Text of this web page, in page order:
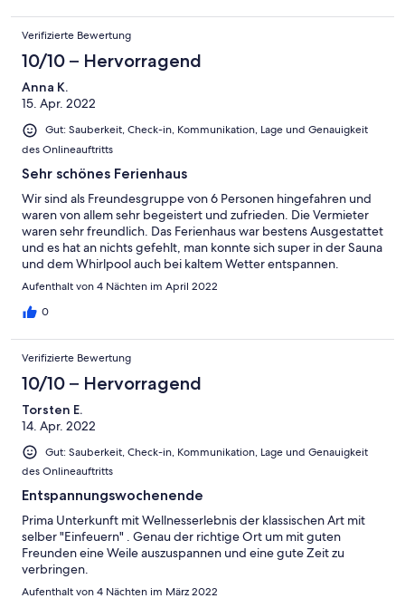
Ehepaar Wiendlocha als Vermieter des Ferienhauses haben wir
als sehr freundlich und zurückhaltend erlebt. Sie wohnen in
unmittelbarer Nachbarschaft und sind bei Fragen oder
Problemen sofort erreichbar. Vorab bekamen wir als PDF-Datei
die Gästemappe des Hauses übersandt. Diese ist sehr
professionell gestaltet und klärt im Vorfeld schon die meisten
Fragen die man so hat. Für uns hat es gepasst.
Verifizierte Bewertung
10/10 – Hervorragend
Anna K.
15. Apr. 2022
Gut: Sauberkeit, Check-in, Kommunikation, Lage und Genauigkeit
des Onlineauftritts
Sehr schönes Ferienhaus
Wir sind als Freundesgruppe von 6 Personen hingefahren und
waren von allem sehr begeistert und zufrieden. Die Vermieter
waren sehr freundlich. Das Ferienhaus war bestens Ausgestattet
und es hat an nichts gefehlt, man konnte sich super in der Sauna
und dem Whirlpool auch bei kaltem Wetter entspannen.
Rundum also sehr empfehlenswert und wir werden sicherlich in
Zukunft nochmal auf dieses Ferienhaus zurückkommen.
Aufenthalt von 4 Nächten im April 2022
0
Verifizierte Bewertung
10/10 – Hervorragend
Torsten E.
14. Apr. 2022
Gut: Sauberkeit, Check-in, Kommunikation, Lage und Genauigkeit
des Onlineauftritts
Entspannungswochenende
Prima Unterkunft mit Wellnesserlebnis der klassischen Art mit
selber "Einfeuern" . Genau der richtige Ort um mit guten
Freunden eine Weile auszuspannen und eine gute Zeit zu
verbringen.
Aufenthalt von 4 Nächten im März 2022